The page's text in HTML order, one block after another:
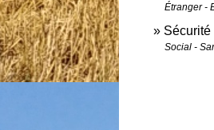
Étranger -
Social -